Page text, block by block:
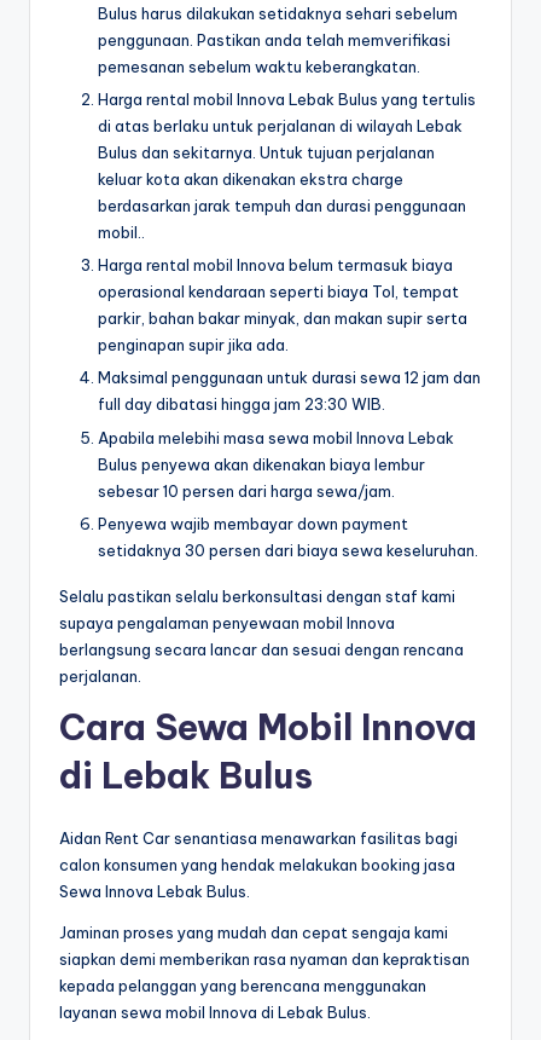
Bulus harus dilakukan setidaknya sehari sebelum
penggunaan. Pastikan anda telah memverifikasi
pemesanan sebelum waktu keberangkatan.
Harga rental mobil Innova Lebak Bulus yang tertulis
di atas berlaku untuk perjalanan di wilayah Lebak
Bulus dan sekitarnya. Untuk tujuan perjalanan
keluar kota akan dikenakan ekstra charge
berdasarkan jarak tempuh dan durasi penggunaan
mobil..
Harga rental mobil Innova belum termasuk biaya
operasional kendaraan seperti biaya Tol, tempat
parkir, bahan bakar minyak, dan makan supir serta
penginapan supir jika ada.
Maksimal penggunaan untuk durasi sewa 12 jam dan
full day dibatasi hingga jam 23:30 WIB.
Apabila melebihi masa sewa mobil Innova Lebak
Bulus penyewa akan dikenakan biaya lembur
sebesar 10 persen dari harga sewa/jam.
Penyewa wajib membayar down payment
setidaknya 30 persen dari biaya sewa keseluruhan.
Selalu pastikan selalu berkonsultasi dengan staf kami
supaya pengalaman penyewaan mobil Innova
berlangsung secara lancar dan sesuai dengan rencana
perjalanan.
Cara Sewa Mobil Innova
di Lebak Bulus
Aidan Rent Car senantiasa menawarkan fasilitas bagi
calon konsumen yang hendak melakukan booking jasa
Sewa Innova Lebak Bulus.
Jaminan proses yang mudah dan cepat sengaja kami
siapkan demi memberikan rasa nyaman dan kepraktisan
kepada pelanggan yang berencana menggunakan
layanan sewa mobil Innova di Lebak Bulus.